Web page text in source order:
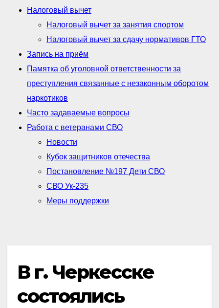
Налоговый вычет
Налоговый вычет за занятия спортом
Налоговый вычет за сдачу нормативов ГТО
Запись на приём
Памятка об уголовной ответственности за
преступления связанные с незаконным оборотом
наркотиков
Часто задаваемые вопросы
Работа с ветеранами СВО
Новости
Кубок защитников отечества
Постановление №197 Дети СВО
СВО Ук-235
Меры поддержки
В г. Черкесске
состоялись